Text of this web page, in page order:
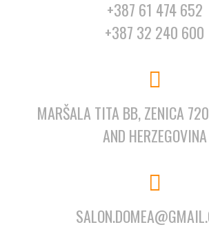
+387 61 474 652
+387 32 240 600
MARŠALA TITA BB, ZENICA
AND HERZEGOVINA